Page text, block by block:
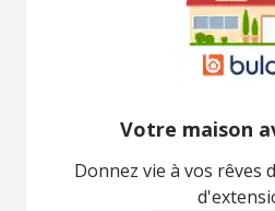
Votre maison
Donnez vie à vos rêves